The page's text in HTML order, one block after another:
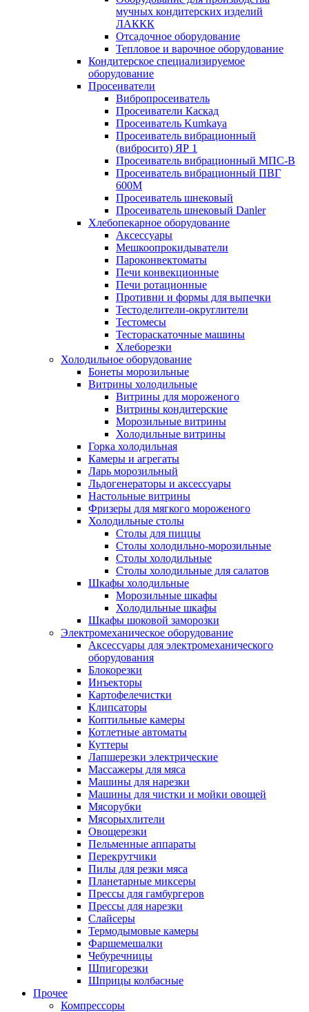
мучных кондитерских изделий
ЛАККК
Отсадочное оборудование
Тепловое и варочное оборудование
Кондитерское специализируемое
оборудование
Просеиватели
Вибропросеиватель
Просеиватели Каскад
Просеиватель Kumkaya
Просеиватель вибрационный
(вибросито) ЯР 1
Просеиватель вибрационный МПС-В
Просеиватель вибрационный ПВГ
600М
Просеиватель шнековый
Просеиватель шнековый Danler
Хлебопекарное оборудование
Аксессуары
Мешкоопрокидыватели
Пароконвектоматы
Печи конвекционные
Печи ротационные
Противни и формы для выпечки
Тестоделители-округлители
Тестомесы
Тестораскаточные машины
Хлеборезки
Холодильное оборудование
Бонеты морозильные
Витрины холодильные
Витрины для мороженого
Витрины кондитерские
Морозильные витрины
Холодильные витрины
Горка холодильная
Камеры и агрегаты
Ларь морозильный
Льдогенераторы и аксессуары
Настольные витрины
Фризеры для мягкого мороженого
Холодильные столы
Столы для пиццы
Столы холодильно-морозильные
Столы холодильные
Столы холодильные для салатов
Шкафы холодильные
Mорозильные шкафы
Холодильные шкафы
Шкафы шоковой заморозки
Электромеханическое оборудование
Аксессуары для электромеханического
оборудования
Блокорезки
Инъекторы
Картофелечистки
Клипсаторы
Коптильные камеры
Котлетные автоматы
Куттеры
Лапшерезки электрические
Массажеры для мяса
Машины для нарезки
Машины для чистки и мойки овощей
Мясорубки
Мясорыхлители
Овощерезки
Пельменные аппараты
Перекрутчики
Пилы для резки мяса
Планетарные миксеры
Прессы для гамбургеров
Прессы для нарезки
Слайсеры
Термодымовые камеры
Фаршемешалки
Чебуречницы
Шпигорезки
Шприцы колбасные
Прочее
Компрессоры